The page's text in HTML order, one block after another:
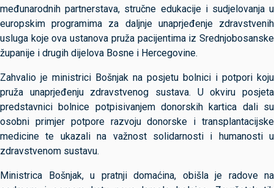
međunarodnih partnerstava, stručne edukacije i sudjelovanja u
europskim programima za daljnje unaprjeđenje zdravstvenih
usluga koje ova ustanova pruža pacijentima iz Srednjobosanske
županije i drugih dijelova Bosne i Hercegovine.
Zahvalio je ministrici Bošnjak na posjetu bolnici i potpori koju
pruža unaprjeđenju zdravstvenog sustava. U okviru posjeta
predstavnici bolnice potpisivanjem donorskih kartica dali su
osobni primjer potpore razvoju donorske i transplantacijske
medicine te ukazali na važnost solidarnosti i humanosti u
zdravstvenom sustavu.
Ministrica Bošnjak, u pratnji domaćina, obišla je radove na